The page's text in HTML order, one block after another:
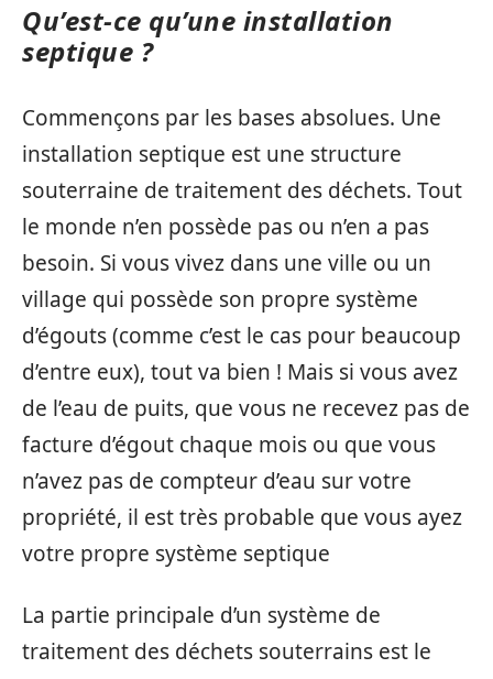
Qu’est-ce qu’une installation
septique ?
Commençons par les bases absolues. Une
installation septique est une structure
souterraine de traitement des déchets. Tout
le monde n’en possède pas ou n’en a pas
besoin. Si vous vivez dans une ville ou un
village qui possède son propre système
d’égouts (comme c’est le cas pour beaucoup
d’entre eux), tout va bien ! Mais si vous avez
de l’eau de puits, que vous ne recevez pas de
facture d’égout chaque mois ou que vous
n’avez pas de compteur d’eau sur votre
propriété, il est très probable que vous ayez
votre propre système septique
La partie principale d’un système de
traitement des déchets souterrains est le